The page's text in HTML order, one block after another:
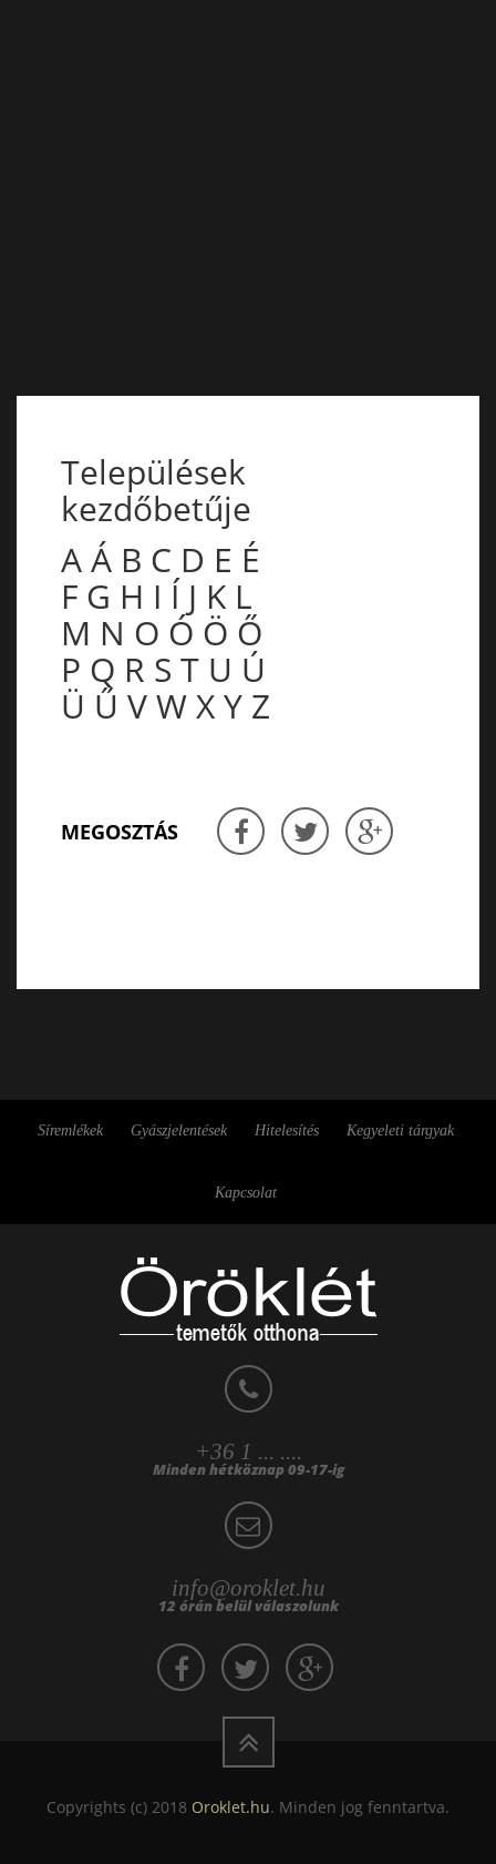
Települések
kezdőbetűje
AÁ B C D E É
F G H I Í J K L
M N O Ó Ö Ő
P Q R S T U Ú
Ü Ű VWXY Z
MEGOSZTÁS
Síremlékek Gyászjelentések Hitelesítés Kegyeleti tárgyak
Kapcsolat
+36 1 ... ....
Minden hétköznap 09-17-ig
info@oroklet.hu
12 órán belül válaszolunk
Copyrights (c) 2018 Oroklet.hu. Minden jog fenntartva.